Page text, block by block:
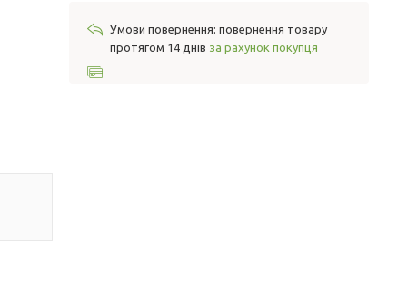
повернення товару
протягом 14 днів за рахунок покупця